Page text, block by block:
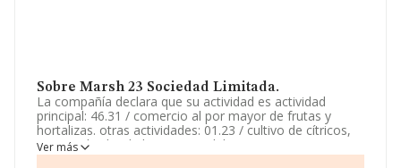
Sobre Marsh 23 Sociedad Limitada.
La compañía declara que su actividad es actividad
principal: 46.31 / comercio al por mayor de frutas y
hortalizas. otras actividades: 01.23 / cultivo de cítricos,
68.20 / alquiler de bienes inmobiliarios por cuenta
propia, 68.10 / compraventa de bienes inmobiliarios por
Ver más